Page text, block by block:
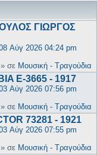
ΓΙΩΡΓΟΣ
Αύγ 2026 04:24 pm
» σε Μουσική - Τραγούδια
E-3665 - 1917
Αύγ 2026 07:56 pm
» σε Μουσική - Τραγούδια
73281 - 1921
Αύγ 2026 07:55 pm
» σε Μουσική - Τραγούδια